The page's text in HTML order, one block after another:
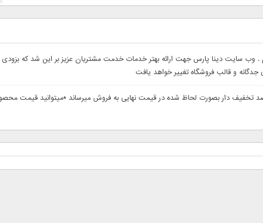
در طول 6 سال گذشته که کنار همراهان بودیم . وب سایت دینا پارس جهت ارائه بهتر خدمات خدمت مشتریان عزیز بر این شد
و قالب فروشگاه تغییر خواهد یافت
وب سایت دینا پارس جهت ارائه بهتر خدمات خدمت مشتریان عزیز. تمام محصولات خود را از 30تا 60درصد تخفیف دار بصورت لحاظ شده در قیمت نهایی به فروش